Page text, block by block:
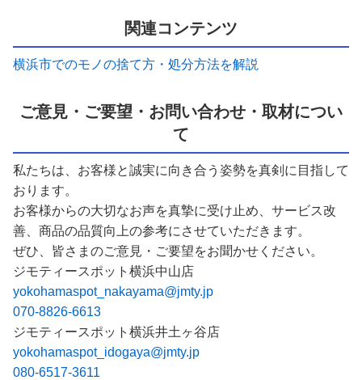
関連コンテンツ
横浜市でのモノの捨て方・処分方法を解説
ご意見・ご要望・お問い合わせ・取材につい
て
私たちは、お客様と誠実に向き合う姿勢を真剣に目指して
おります。
お客様からの大切なお声を真摯に受け止め、サービス改
善、商品の品質向上の参考にさせていただきます。
ぜひ、皆さまのご意見・ご要望をお聞かせください。
ジモティースポット横浜中山店
yokohamaspot_nakayama@jmty.jp
070-8826-6613
ジモティースポット横浜井土ヶ谷店
yokohamaspot_idogaya@jmty.jp
080-6517-3611